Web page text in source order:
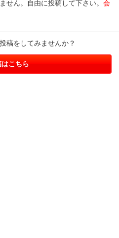
せん。自由に投稿して下さい。 会
稿をしてみませんか？
こちら